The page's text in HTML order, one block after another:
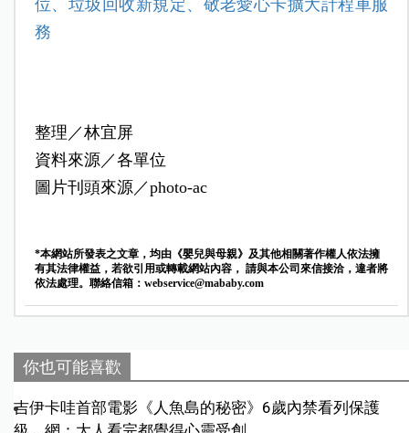
位、垃圾回收新規定、敬老愛心卡擴大計程車服
務
整理／林宜屏
資料來源／各單位
圖片刊頭來源／photo-ac
*本網站所發表之文章，均由《嬰兒與母親》及其他相關著作權人依法擁
有其法律權益，若欲引用或轉載網站內容， 請與本公司來信接洽，違者將
依法處理。聯絡信箱： webservice@mababy.com
你也可能喜歡
吉伊卡哇首部電影《人魚島的秘密》6歲內禁看列保護